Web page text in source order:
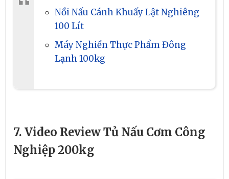
Nồi Nấu Cánh Khuấy Lật Nghiêng
100 Lít
Máy Nghiền Thực Phẩm Đông
Lạnh 100kg
7. Video Review Tủ Nấu Cơm Công
Nghiệp 200kg